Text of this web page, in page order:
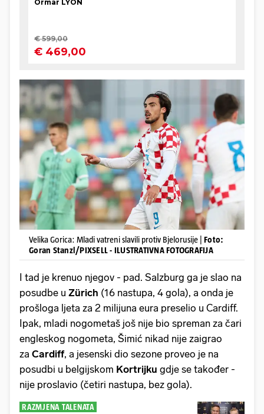
Velika Gorica: Mladi vatreni slavili protiv Bjelorusije | Foto:
Goran Stanzl/PIXSELL - ILUSTRATIVNA FOTOGRAFIJA
I tad je krenuo njegov - pad. Salzburg ga je slao na
posudbe u Zürich (16 nastupa, 4 gola), a onda je
prošloga ljeta za 2 milijuna eura preselio u Cardiff.
Ipak, mladi nogometaš još nije bio spreman za čari
engleskog nogometa, Šimić nikad nije zaigrao
za Cardiff, a jesenski dio sezone proveo je na
posudbi u belgijskom Kortrijku gdje se također -
nije proslavio (četiri nastupa, bez gola).
RAZMJENA TALENATA